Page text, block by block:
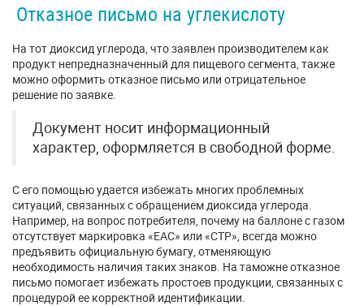
Отказное письмо на углекислоту
На тот диоксид углерода, что заявлен производителем как
продукт непредназначенный для пищевого сегмента, также
можно оформить отказное письмо или отрицательное
решение по заявке.
Документ носит информационный
характер, оформляется в свободной форме.
С его помощью удается избежать многих проблемных
ситуаций, связанных с обращением диоксида углерода.
Например, на вопрос потребителя, почему на баллоне с газом
отсутствует маркировка «ЕАС» или «СТР», всегда можно
предъявить официальную бумагу, отменяющую
необходимость наличия таких знаков. На таможне отказное
письмо помогает избежать простоев продукции, связанных с
процедурой ее корректной идентификации.